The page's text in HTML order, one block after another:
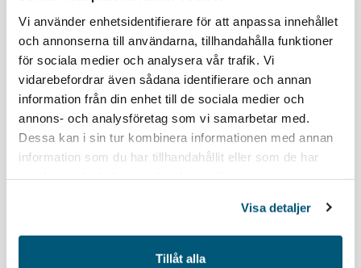
Vi använder enhetsidentifierare för att anpassa innehållet
och annonserna till användarna, tillhandahålla funktioner
för sociala medier och analysera vår trafik. Vi
vidarebefordrar även sådana identifierare och annan
information från din enhet till de sociala medier och
annons- och analysföretag som vi samarbetar med.
Dessa kan i sin tur kombinera informationen med annan
information som du har tillhandahållit eller som de har
Visa detaljer
Tillåt alla
Arbios ekonomiavdelning,ekonomi@arbio.se
servicebolag för Gröna arbetsgivare
Har du frågor om praktikstödets kriterier och
upplägg?
Kontakta:
Björn Jonasson, förhandlare på Gröna arbetsgivare (090-71
82 87,bjorn.jonasson@grona.org)
Ann-Soffie Perrin, förhandlare på Gröna arbetsgivare (036-
Freja Linderstam, förhandlare och sektionsansvarig för